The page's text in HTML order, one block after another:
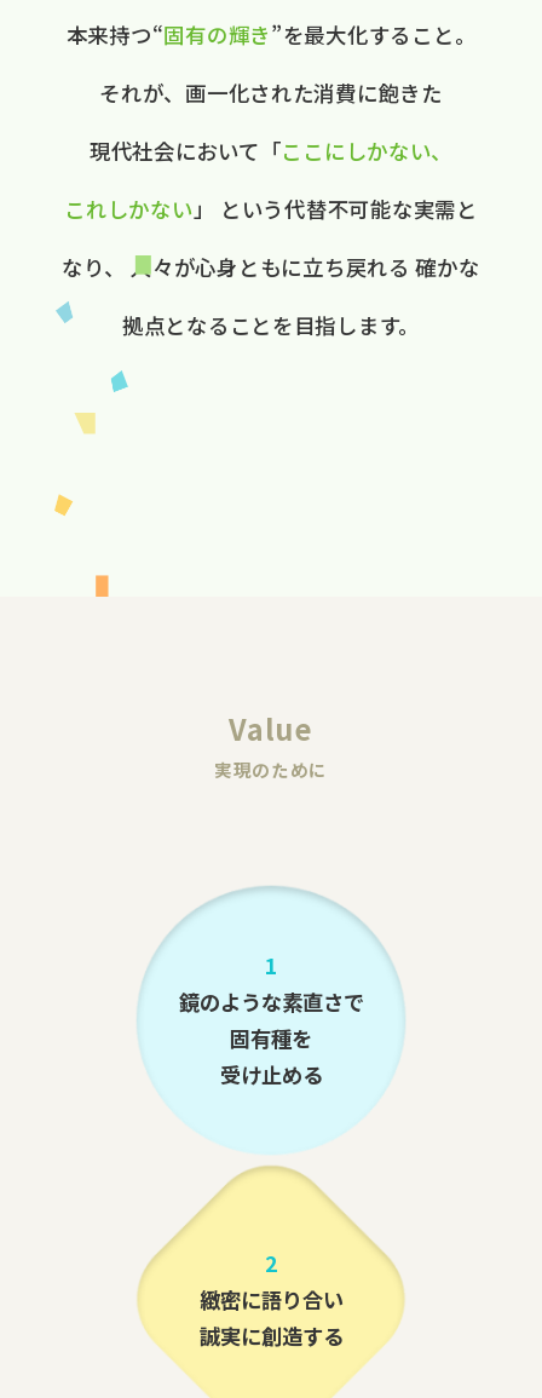
本来持つ“固有の​輝き”を​最大化する​こと。
それが、​画一化された​消費に​飽きた​
現代社会に​おいて ​「ここに​しかない、​
これしかない 」
と​いう​代替不可能な​実需と​
なり、
人々が​心身ともに​立ち戻れる 確かな​
拠点と​なる​ことを​目指します。​
Value
実現のために
1
鏡のような素直さで
固有種を
受け止める
2
緻密に語り合い
誠実に創造する